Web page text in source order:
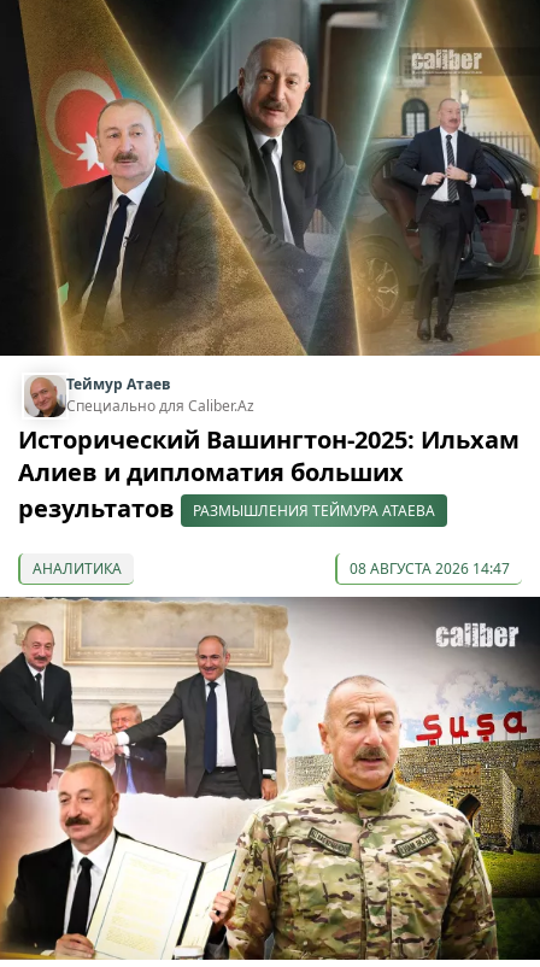
Теймур Атаев
Специально для Caliber.Az
Исторический Вашингтон-2025: Ильхам
Алиев и дипломатия больших
результатов
РАЗМЫШЛЕНИЯ ТЕЙМУРА АТАЕВА
АНАЛИТИКА 08 АВГУСТА 2026 14:47